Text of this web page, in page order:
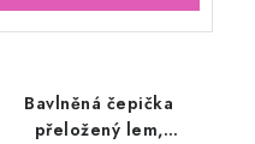
Bavlněná čepička
přeložený lem,